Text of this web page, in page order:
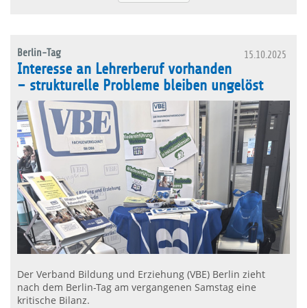
15.10.2025
Berlin-Tag
Interesse an Lehrerberuf vorhanden
– strukturelle Probleme bleiben ungelöst
Der Verband Bildung und Erziehung (VBE) Berlin zieht
nach dem Berlin-Tag am vergangenen Samstag eine
kritische Bilanz.